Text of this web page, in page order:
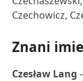
Czechowicz,
Znani
Czesław Lang